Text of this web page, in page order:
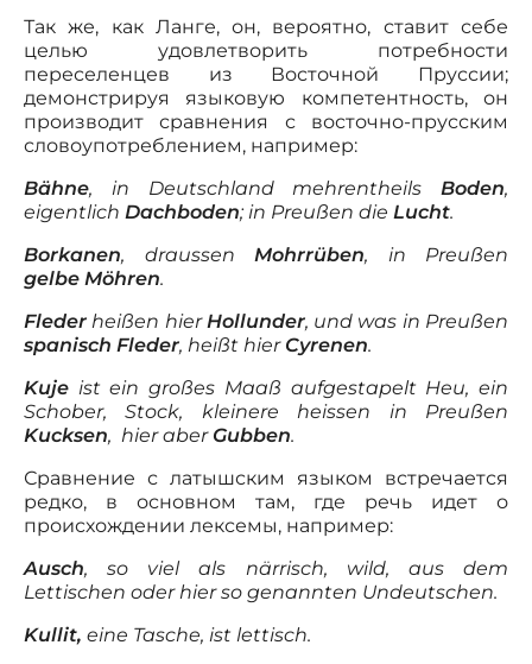
Так же, как Ланге, он, вероятно, ставит себе
целью удовлетворить потребности
переселенцев из Восточной Пруссии;
демонстрируя языковую компетентность, он
производит сравнения с восточно-прусским
словоупотреблением, например:
Bähne, in Deutschland mehrentheils Boden,
eigentlich Dachboden; in Preußen die Lucht.
Borkanen, draussen Mohrrüben, in Preußen
gelbe Möhren.
Fleder heißen hierHollunder, und was in Preußen
spanisch Fleder, heißt hier Cyrenen.
Kuje ist ein großes Maaß aufgestapelt Heu, ein
Schober, Stock, kleinere heissen in Preußen
Kucksen, hier aber Gubben.
Сравнение с латышским языком встречается
редко, в основном там, где речь идет о
происхождении лексемы, например:
Ausch, so viel als närrisch, wild, aus dem
Lettischen oder hier so genannten Undeutschen.
Kullit, eine Tasche, ist lettisch.